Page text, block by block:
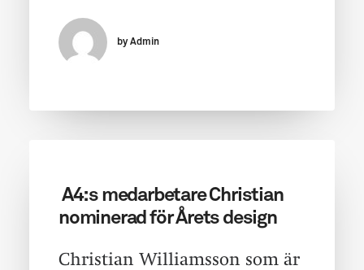
by Admin
A4:s medarbetare Christian
nominerad för Årets design
Christian Williamsson som är